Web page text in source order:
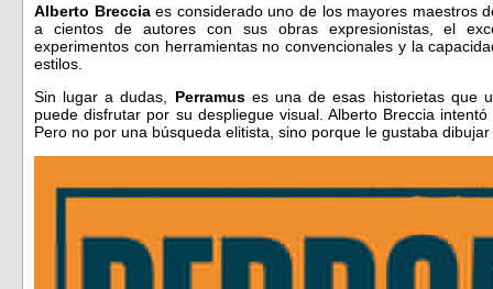
Alberto Brecciaes considerado uno de los mayores maestros
a cientos de autores con sus obras expresionistas, el
experimentos con herramientas no convencionales y la
estilos.
Sin lugar a dudas, Perramus es una de esas historietas que
puede disfrutar por su despliegue visual. Alberto Breccia
Pero no por una búsqueda elitista, sino porque le gustaba